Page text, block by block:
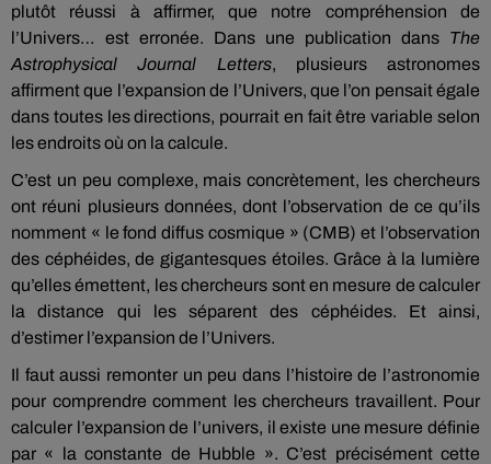
plutôt réussi à affirmer, que notre compréhension de
l’Univers… est erronée. Dans une publication dans The
Astrophysical Journal Letters, plusieurs astronomes
affirment que l’expansion de l’Univers, que l’on pensait égale
dans toutes les directions, pourrait en fait être variable selon
les endroits où on la calcule.
C’est un peu complexe, mais concrètement, les chercheurs
ont réuni plusieurs données, dont l’observation de ce qu’ils
nomment « le fond diffus cosmique » (CMB) et l’observation
des céphéides, de gigantesques étoiles. Grâce à la lumière
qu’elles émettent, les chercheurs sont en mesure de calculer
la distance qui les séparent des céphéides. Et ainsi,
d’estimer l’expansion de l’Univers.
Il faut aussi remonter un peu dans l’histoire de l’astronomie
pour comprendre comment les chercheurs travaillent. Pour
calculer l’expansion de l’univers, il existe une mesure définie
par « la constante de Hubble ». C’est précisément cette